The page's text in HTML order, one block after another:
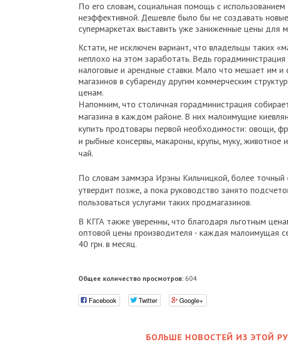
По его словам, социальная помощь с использованием
неэффективной. Дешевле было бы не создавать
супермаркетах выставить уже заниженные цены для
Кстати, не исключен вариант, что владельцы таких
неплохо на этом заработать. Ведь
налоговые и арендные ставки. Мало что мешает им и
магазинов в субаренду другим коммерческим
ценам.
Напомним, что столичная горадминистрация
магазина в каждом районе. В них малоимущие
купить продтовары первой необходимости: овощи,
и рыбные консервы, макароны, крупы, муку, животное
чай.
По словам заммэра Ирэны Кильчицкой, более точный
утвердит позже, а пока руководство занято
пользоваться услугами таких продмагазинов.
В КГГА также уверенны, что благодаря льготным
оптовой цены производителя - каждая малоимущая
40 грн. в месяц.
Общее количество просмотров:604
Facebook Twitter Google+
БОЛЬШЕ НОВОСТЕЙ ИЗ ЭТОЙ